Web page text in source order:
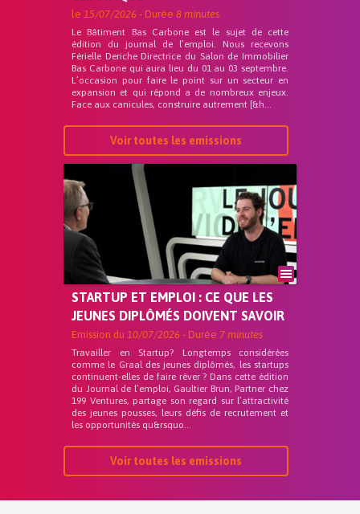
le 15/07/2026 - Durée 8 minutes
Le Bâtiment Bas Carbone est le sujet de cette
édition du journal de l’emploi. Nous recevons
Férielle Deriche Directrice du Salon de Immobilier
Bas Carbone qui aura lieu du 01 au 03 septembre.
L’occasion pour faire le point sur un secteur en
expansion et qui répond a de nombreux enjeux.
Face aux canicules, construire autrement [&h...
Voir toutes les emissions
STARTUP ET EMPLOI : CE QUE LES
JEUNES DIPLÔMÉS DOIVENT SAVOIR
Emission du 10/07/2026 - Durée 7 minutes
Travailler en Startup? Longtemps considérées
comme le Graal des jeunes diplômés, les startups
continuent-elles de faire rêver ? Dans cette édition
du Journal de l’emploi, Gaultier Brun, Partner chez
199 Ventures, partage son regard sur l’attractivité
des jeunes pousses, leurs défis de recrutement et
les opportunités qu&rsquo...
Voir toutes les emissions